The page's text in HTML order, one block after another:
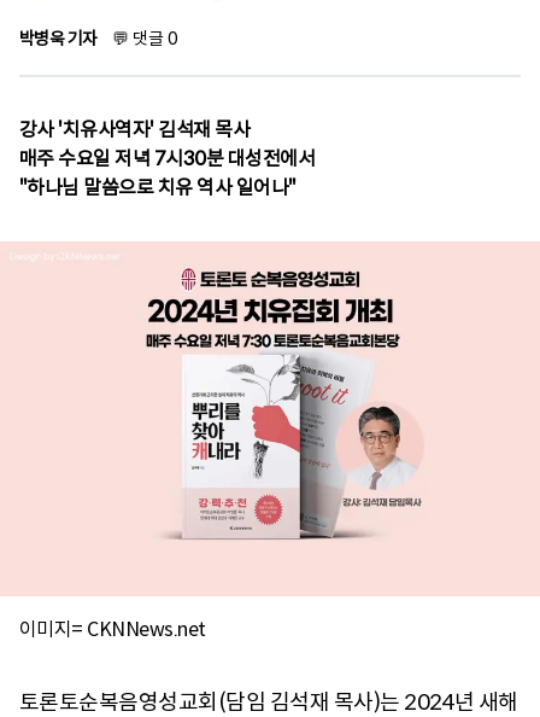
박병욱 기자 💬 댓글 0
강사 '치유사역자' 김석재 목사
매주 수요일 저녁 7시30분 대성전에서
"하나님 말씀으로 치유 역사 일어나"
이미지= CKNNews.net
토론토순복음영성교회(담임 김석재 목사)는 2024년 새해